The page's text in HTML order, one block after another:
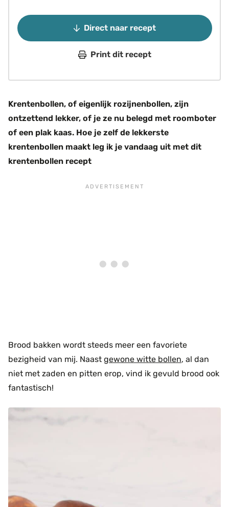
Direct naar recept
Print dit recept
Krentenbollen, of eigenlijk rozijnenbollen, zijn
ontzettend lekker, of je ze nu belegd met roomboter
of een plak kaas. Hoe je zelf de lekkerste
krentenbollen maakt leg ik je vandaag uit met dit
krentenbollen recept
Brood bakken wordt steeds meer een favoriete
bezigheid van mij. Naast gewone witte bollen, al dan
niet met zaden en pitten erop, vind ik gevuld brood ook
fantastisch!